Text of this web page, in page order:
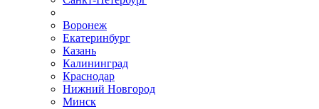
Воронеж
Екатеринбург
Казань
Калининград
Краснодар
Нижний Новгород
Минск